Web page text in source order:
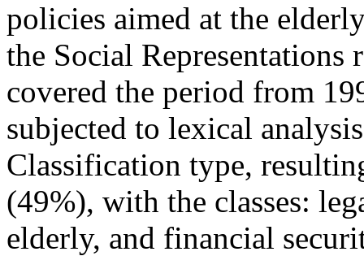
policies aimed at the
the Social Representations
covered the period from
subjected to lexical
Classification type,
(49%), with the classes:
elderly, and financial